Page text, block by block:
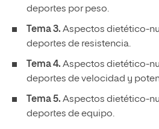
deportes por peso.
Tema 3. Aspectos dietético-
deportes de resistencia.
Tema 4. Aspectos dietético-
deportes de velocidad y
Tema 5. Aspectos dietético-
deportes de equipo.